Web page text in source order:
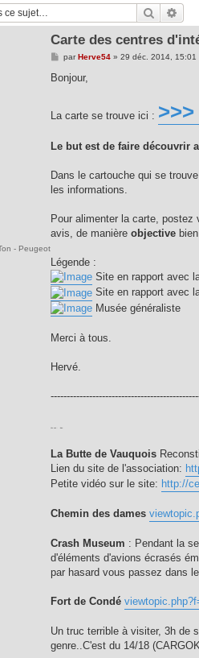
- Peugeot
Carte des centres
M
s
e
parHerve54» 29 déc. 2014, 15:01
Bonjour,
La carte se trouve ici :
Le but est de faire découvrir
Dans le cartouche qui se
les informations.
Pour alimenter la carte,
avis, de manièreobjective
Légende :
Site en rapport avec
Site en rapport avec
Musée généraliste
Merci à tous.
Hervé.
La Butte de Vauquois
Lien du site de l'association:
Petite vidéo sur le site: http://
Chemin des dames
Crash Museum : Pendant la
d'éléments d'avions écrasés
par hasard vous passez dans
Fort de Condé
Un truc terrible à visiter, 3h de
genre..C'est du 14/18